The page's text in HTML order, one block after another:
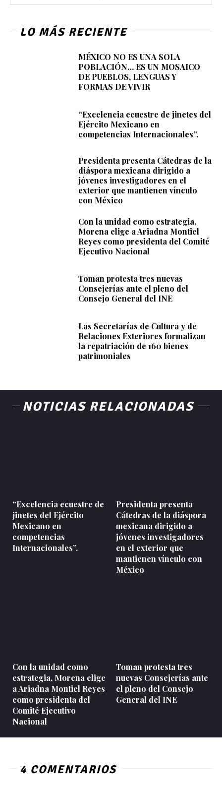
LO MÁS RECIENTE
MÉXICO NO ES UNA SOLA
POBLACIÓN… ES UN MOSAICO
DE PUEBLOS, LENGUAS Y
FORMAS DE VIVIR
“Excelencia ecuestre de jinetes del
Ejército Mexicano en
competencias Internacionales”.
Presidenta presenta Cátedras de la
diáspora mexicana dirigido a
jóvenes investigadores en el
exterior que mantienen vínculo
con México
Con la unidad como estrategia,
Morena elige a Ariadna Montiel
Reyes como presidenta del Comité
Ejecutivo Nacional
Toman protesta tres nuevas
Consejerías ante el pleno del
Consejo General del INE
Las Secretarías de Cultura y de
Relaciones Exteriores formalizan
la repatriación de 160 bienes
patrimoniales
NOTICIAS RELACIONADAS
“Excelencia ecuestre de
jinetes del Ejército
Mexicano en
competencias
Internacionales”.
Presidenta presenta
Cátedras de la diáspora
mexicana dirigido a
jóvenes investigadores
en el exterior que
mantienen vínculo con
México
Con la unidad como
estrategia, Morena elige
a Ariadna Montiel Reyes
como presidenta del
Comité Ejecutivo
Nacional
Toman protesta tres
nuevas Consejerías ante
el pleno del Consejo
General del INE
4 COMENTARIOS